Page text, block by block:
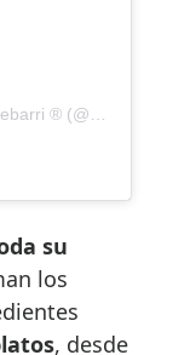
su
los
, desde